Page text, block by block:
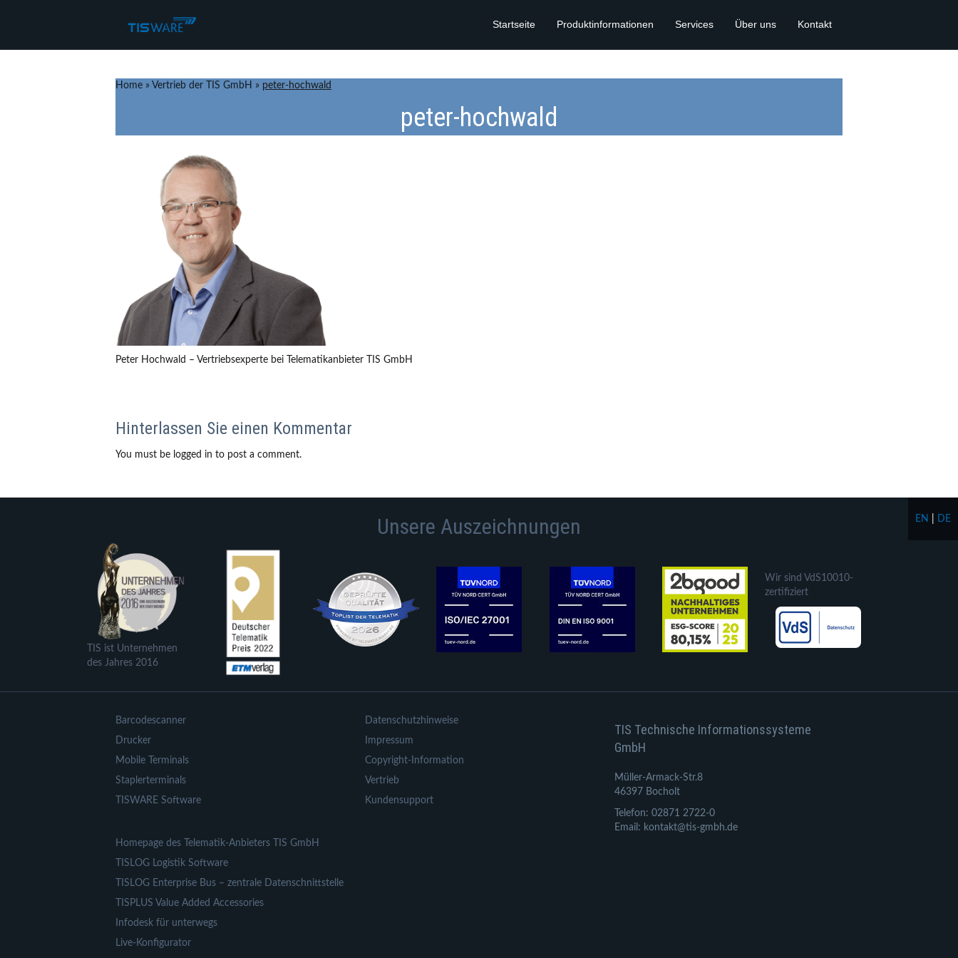
Startseite Produktinformationen Services Über uns Kontakt
Home » Vertrieb der TIS GmbH » peter-hochwald
peter-hochwald
Peter Hochwald – Vertriebsexperte bei Telematikanbieter TIS GmbH
Hinterlassen Sie einen Kommentar
You must be logged in to post a comment.
Unsere Auszeichnungen
TIS ist Unternehmen
des Jahres 2016
Wir sind VdS10010-
zertifiziert
Barcodescanner
Drucker
Mobile Terminals
Staplerterminals
TISWARE Software
Homepage des Telematik-Anbieters TIS GmbH
TISLOG Logistik Software
TISLOG Enterprise Bus – zentrale Datenschnittstelle
TISPLUS Value Added Accessories
Infodesk für unterwegs
Live-Konfigurator
Datenschutzhinweise
Impressum
Copyright-Information
Vertrieb
Kundensupport
TIS Technische Informationssysteme
GmbH
Müller-Armack-Str.8
46397 Bocholt
Telefon: 02871 2722-0
Email: kontakt@tis-gmbh.de
EN DE